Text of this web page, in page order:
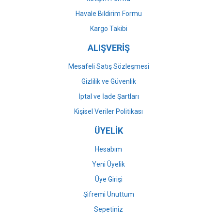
Gönder
Havale Bildirim Formu
Kargo Takibi
ALIŞVERİŞ
Mesafeli Satış Sözleşmesi
Gizlilik ve Güvenlik
İptal ve İade Şartları
Kişisel Veriler Politikası
ÜYELİK
Hesabım
Yeni Üyelik
Üye Girişi
Şifremi Unuttum
Sepetiniz